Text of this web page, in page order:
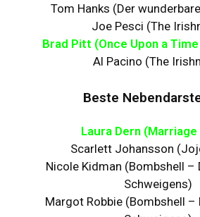
Tom Hanks (Der
Joe Pesci (The
Brad Pitt (Once Upon a
Al Pacino (The
Beste
Laura Dern
Scarlett Johansson
Nicole Kidman (Bombshell –
Schweigens)
Margot Robbie (Bombshell –